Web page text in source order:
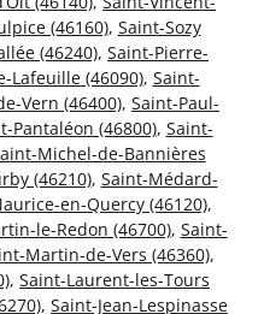
(46160), Saint-Sozy
(46240), Saint-Pierre-
Lafeuille (46090), Saint-
Vern (46400), Saint-Paul-
Pantaléon (46800), Saint-
Michel-de-Bannières
(46210), Saint-Médard-
en-Quercy (46120),
le-Redon (46700), Saint-
Martin-de-Vers (46360),
, Saint-Laurent-les-Tours
, Saint-Jean-Lespinasse